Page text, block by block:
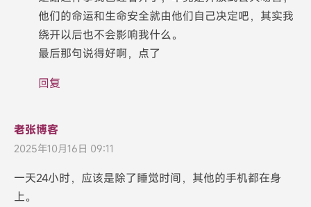
他们的命运和生命安全就由他们自己决定吧，其实我
绕开以后也不会影响我什么。
最后那句说得好啊，点了
回复
老张博客
2025年10月16日 09:11
一天24小时，应该是除了睡觉时间，其他的手机都在身
上。